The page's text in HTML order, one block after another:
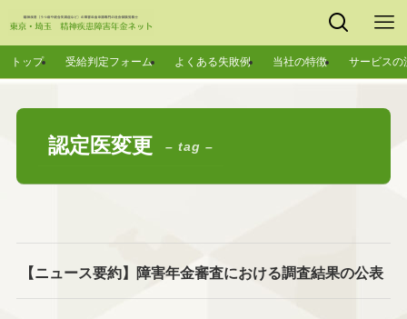
トップ 受給判定フォーム よくある失敗例 当社の特徴 サービスの
認定医変更 – tag –
【ニュース要約】障害年金審査における調査結果の公表